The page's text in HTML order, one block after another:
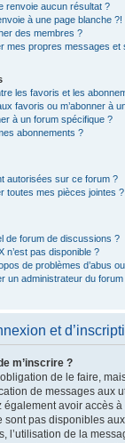
renvoie aucun résultat ?
à une page blanche ?!
des membres ?
mes propres messages et
les favoris et les
favoris ou m’abonner à
à un forum spécifique ?
abonnements ?
autorisées sur ce forum ?
toutes mes pièces jointes ?
de forum de discussions ?
n’est pas disponible ?
de problèmes d’abus
un administrateur du forum
et
m’inscrire ?
de le faire,
de messages aux
également avoir accès
pas disponibles
l’utilisation de la